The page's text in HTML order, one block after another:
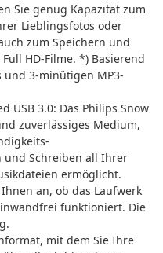
Sie genug Kapazität zum
Lieblingsfotos oder
zum Speichern und
HD-Filme. *) Basierend
und 3-minütigen MP3-
USB 3.0: Das Philips Snow
zuverlässiges Medium,
und Schreiben all Ihrer
ermöglicht.
an, ob das Laufwerk
funktioniert. Die
mit dem Sie Ihre